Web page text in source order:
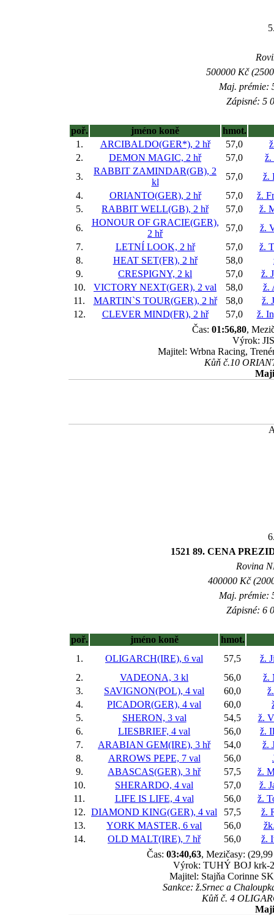
500000 Kč
Maj. prémie:
Zápisné: 5
poř. jméno koně
hmot.
1.
ARCIBALDO(GER*), 2 hř 57,0
2.
DEMON MAGIC, 2 hř 57,0
ž.
3.
RABBIT ZAMINDAR(GB), 2
kl
57,0
ž.
4.
ORIANTO(GER), 2 hř 57,0
ž.
5.
RABBIT WELL(GB), 2 hř 57,0
ž.
6.
HONOUR OF GRACIE(GER),
2 hř
57,0
ž.
7.
LETNÍ LOOK, 2 hř 57,0
ž.
8.
HEAT SET(FR), 2 hř 58,0
9.
CRESPIGNY, 2 kl 57,0
ž.
10.
VICTORY NEXT(GER), 2 val 58,0
ž.
11.
MARTIN`S TOUR(GER), 2 hř 58,0
ž.
12.
CLEVER MIND(FR), 2 hř 57,0
ž.
Čas: 01:56,80,
Výrok:
Majitel: Wrbna Racing,
Kůň č.10
1521 89. CENA
Rovina
400000 Kč
Maj. prémie:
Zápisné: 6
poř. jméno koně
hmot.
1.
OLIGARCH(IRE), 6 val 57,5
ž.
2.
VADEONA, 3 kl 56,0
ž.
3.
SAVIGNON(POL), 4 val 60,0
4.
PICADOR(GER), 4 val 60,0
5.
SHERON, 3 val 54,5
ž.
6.
LIESBRIEF, 4 val 56,0
ž.
7.
ARABIAN GEM(IRE), 3 hř 54,0
ž.
8.
ARROWS PEPE, 7 val 56,0
9.
ABASCAS(GER), 3 hř 57,5
ž.
10.
SHERARDO, 4 val 57,0
ž.
11.
LIFE IS LIFE, 4 val 56,0
ž.
12. DIAMOND KING(GER), 4 val 57,5
ž.
13.
YORK MASTER, 6 val 56,0
14.
OLD MALT(IRE), 7 hř 56,0
ž.
Čas: 03:40,63, Mezičasy:
Výrok: TUHÝ BOJ krk-
Majitel: Stajňa Corinne
Sankce: ž.Srnec a
Kůň č. 4